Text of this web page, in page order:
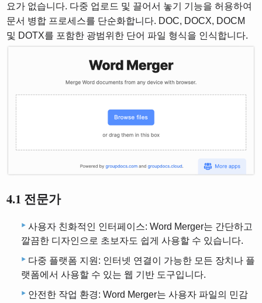
요가 없습니다. 다중 업로드 및 끌어서 놓기 기능을 허용하여
문서 병합 프로세스를 단순화합니다. DOC, DOCX, DOCM
및 DOTX를 포함한 광범위한 단어 파일 형식을 인식합니다.
4.1 전문가
사용자 친화적인 인터페이스: Word Merger는 간단하고
깔끔한 디자인으로 초보자도 쉽게 사용할 수 있습니다.
다중 플랫폼 지원: 인터넷 연결이 가능한 모든 장치나 플
랫폼에서 사용할 수 있는 웹 기반 도구입니다.
안전한 작업 환경: Word Merger는 사용자 파일의 민감